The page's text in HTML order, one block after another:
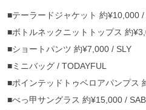
■テーラードジャケット 約¥10,000 /
■ボトルネックニットトップス 約
■ショートパンツ 約¥7,000 / SLY
■ミニバッグ / TODAYFUL
■ポインテッドトゥベロアパンプス
■べっ甲サングラス 約¥15,000 /